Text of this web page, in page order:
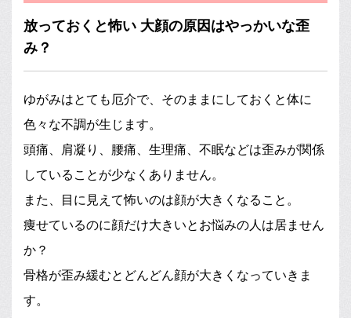
放っておくと怖い 大顔の原因はやっかいな歪
み？
ゆがみはとても厄介で、そのままにしておくと体に
色々な不調が生じます。
頭痛、肩凝り、腰痛、生理痛、不眠などは歪みが関係
していることが少なくありません。
また、目に見えて怖いのは顔が大きくなること。
痩せているのに顔だけ大きいとお悩みの人は居ません
か？
骨格が歪み緩むとどんどん顔が大きくなっていきま
す。